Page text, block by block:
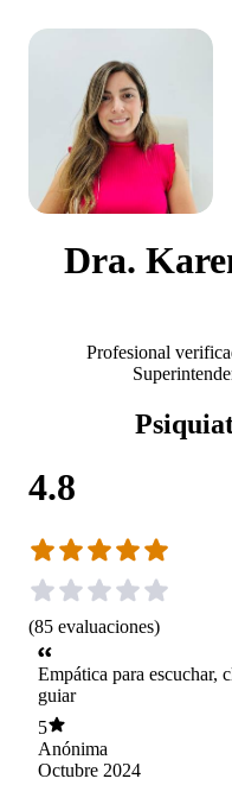
Dra.
Profesional
4.8
(85 evaluaciones)
Empática para escuchar,
guiar
5
Anónima
Octubre 2024